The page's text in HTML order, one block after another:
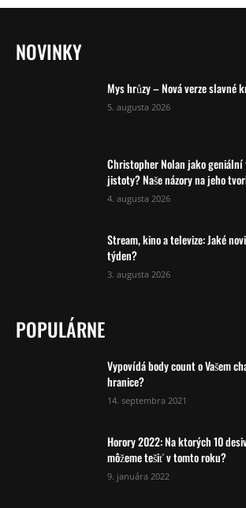
NOVINKY
Mys hrůzy – Nová verze slavné
5. augusta 2026
Christopher Nolan jako
jistoty? Naše názory na jeho
4. augusta 2026
Stream, kino a televize: Jaké
týden?
3. augusta 2026
POPULÁRNE
Vypovídá body count o Vašem
hranice?
14. septembra 2021
Horory 2022: Na ktorých 10
môžeme tešiť v tomto roku?
9. januára 2022